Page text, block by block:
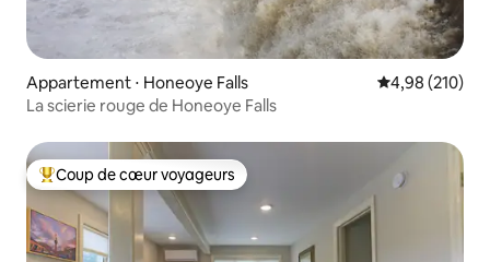
Appartement ⋅ Honeoye Falls Évaluation
4,98 (210)
La scierie rouge de Honeoye Falls
Coups de cœur voyageurs les plus appréciés
Coup de cœur voyageurs